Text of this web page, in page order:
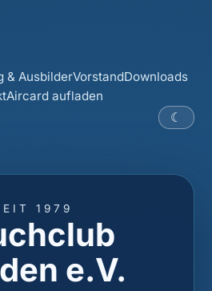
& AusbilderVorstandDownloads
Aircard aufladen
☾
1979
e.V.